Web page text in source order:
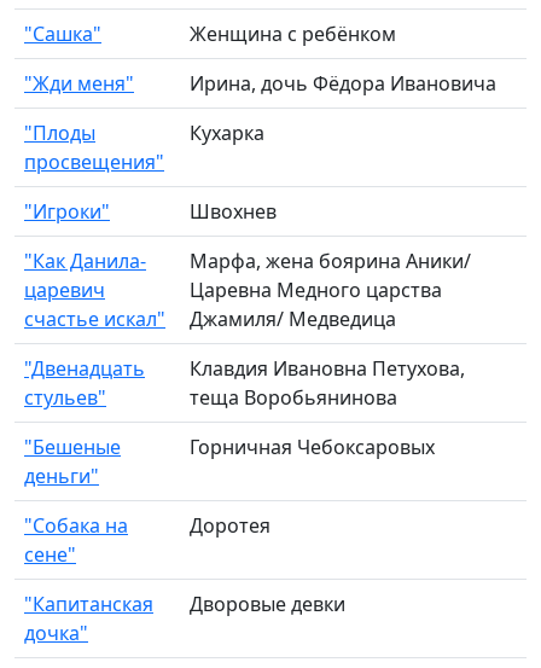
"Сашка"
Женщина с ребёнком
"Жди меня"
Ирина, дочь Фёдора Ивановича
"Плоды
просвещения"
Кухарка
"Игроки"
Швохнев
"Как Данила-
царевич
счастье искал"
Марфа, жена боярина Аники/
Царевна Медного царства
Джамиля/ Медведица
"Двенадцать
стульев"
Клавдия Ивановна Петухова,
теща Воробьянинова
"Бешеные
деньги"
Горничная Чебоксаровых
"Собака на
сене"
Доротея
"Капитанская
дочка"
Дворовые девки